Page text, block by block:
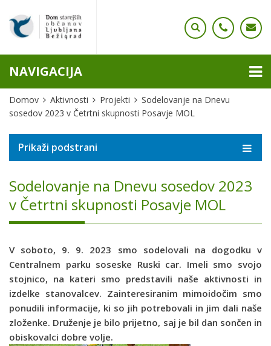
NAVIGACIJA
Domov Aktivnosti Projekti
Sodelovanje na Dnevu
sosedov 2023 v Četrtni skupnosti Posavje MOL
Prikaži podstrani
Sodelovanje na Dnevu sosedov 2023
v Četrtni skupnosti Posavje MOL
V soboto, 9. 9. 2023 smo sodelovali na dogodku v
Centralnem parku soseske Ruski car. Imeli smo svojo
stojnico, na kateri smo predstavili naše aktivnosti in
izdelke stanovalcev. Zainteresiranim mimoidočim smo
ponudili informacije, ki so jih potrebovali in jim dali naše
zloženke. Druženje je bilo prijetno, saj je bil dan sončen in
obiskovalci dobre volje.